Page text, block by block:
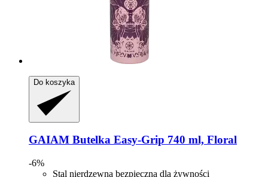
Do koszyka
GAIAM Butelka Easy-​Grip 740 ml, Floral
-6%
Stal nierdzewna bezpieczna dla żywności